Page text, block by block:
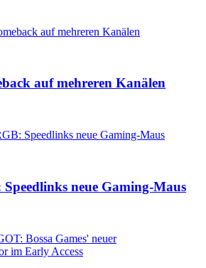
auf mehreren Kanälen
neue Gaming-Maus